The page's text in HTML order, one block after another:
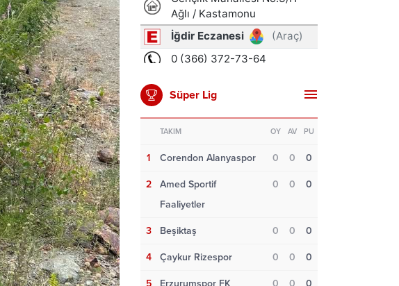
Süper Lig
TAKIM OY AV PU
1 Corendon Alanyaspor 0 0 0
2
Amed Sportif
Faaliyetler
0 0 0
3 Beşiktaş 0 0 0
4 Çaykur Rizespor 0 0 0
5 Erzurumspor FK 0 0 0